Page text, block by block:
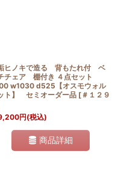
ヒノキで造る 背もたれ付 ベ
チェア 棚付き ４点セット
w1030 d525【オスモウォル
ト】 セミオーダー品 [ ＃１２９
円(税込)
商品詳細